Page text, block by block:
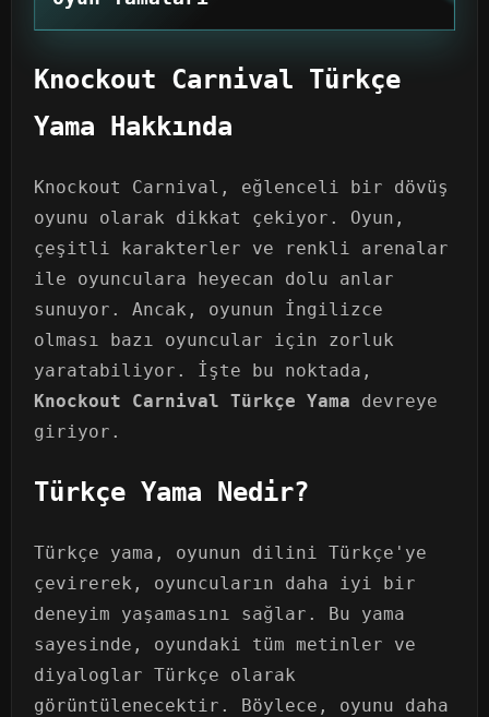
Knockout Carnival Türkçe
Yama Hakkında
Knockout Carnival, eğlenceli bir dövüş
oyunu olarak dikkat çekiyor. Oyun,
çeşitli karakterler ve renkli arenalar
ile oyunculara heyecan dolu anlar
sunuyor. Ancak, oyunun İngilizce
olması bazı oyuncular için zorluk
yaratabiliyor. İşte bu noktada,
Knockout Carnival Türkçe Yama devreye
giriyor.
Türkçe Yama Nedir?
Türkçe yama, oyunun dilini Türkçe'ye
çevirerek, oyuncuların daha iyi bir
deneyim yaşamasını sağlar. Bu yama
sayesinde, oyundaki tüm metinler ve
diyaloglar Türkçe olarak
görüntülenecektir. Böylece, oyunu daha